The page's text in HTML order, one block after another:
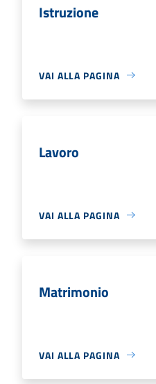
Istruzione
VAI ALLA PAGINA
Lavoro
VAI ALLA PAGINA
Matrimonio
VAI ALLA PAGINA